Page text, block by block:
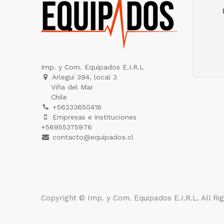
Imp. y Com. Equipados E.I.R.L
Arlegui 394, local 3
Viña del Mar
Chile
+56233650418
Empresas e instituciones
+56955375976
contacto@equipados.cl
Copyright © Imp. y Com. Equipados E.I.R.L. All